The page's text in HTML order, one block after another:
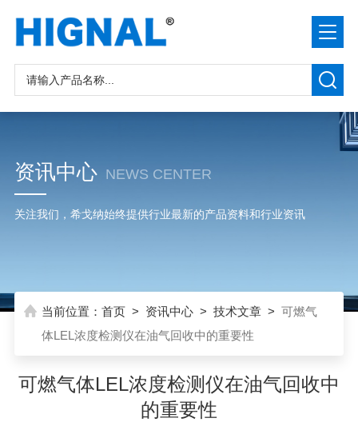
资讯中心 NEWS CENTER
关注我们，希戈纳始终提供行业最新的产品资料和行业资讯
当前位置： 首页> 资讯中心> 技术文章> 可燃气
体LEL浓度检测仪在油气回收中的重要性
可燃气体LEL浓度检测仪在油气回收中
的重要性